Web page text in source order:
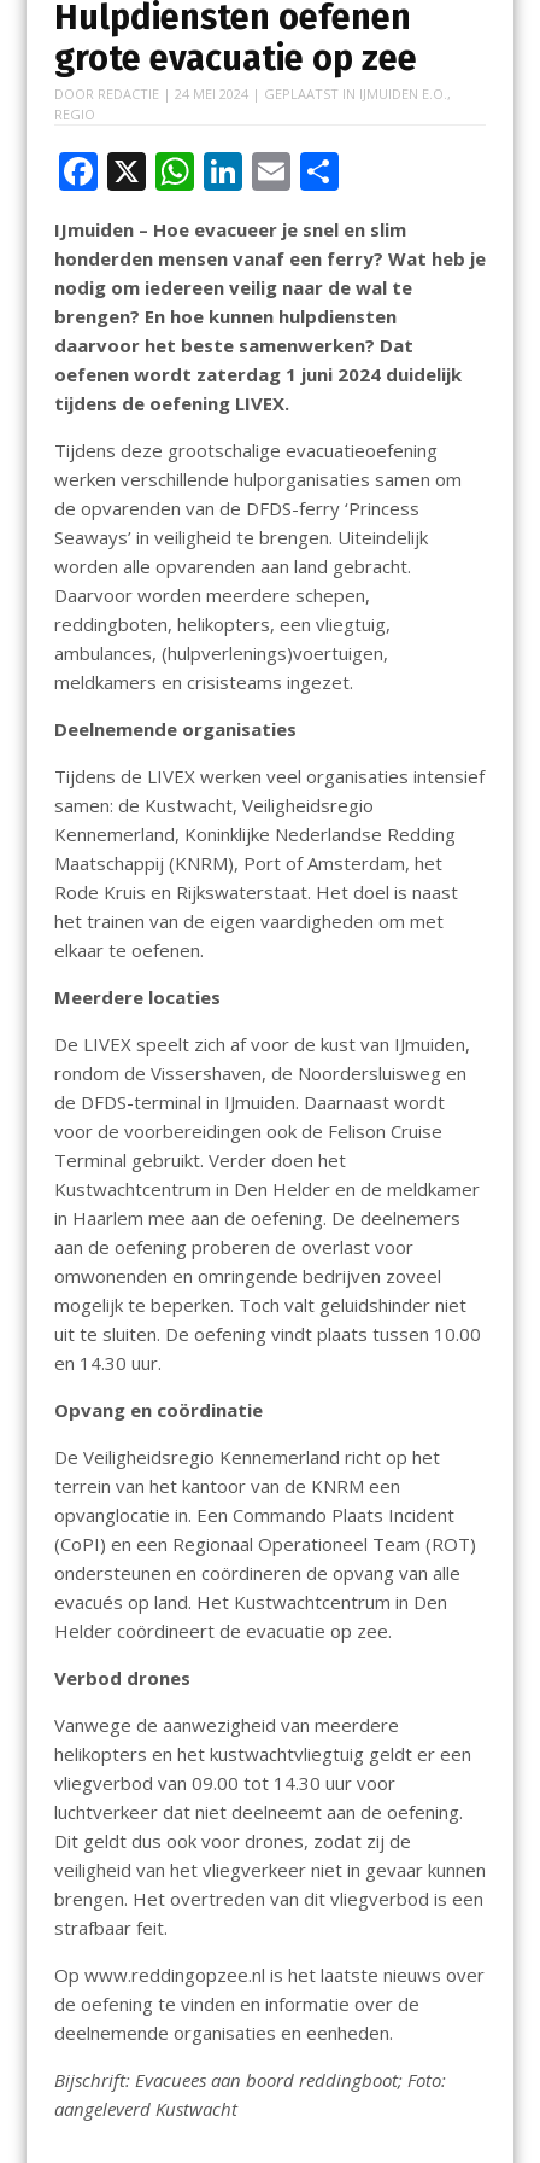
Hulpdiensten oefenen
grote evacuatie op zee
DOOR REDACTIE | 24 MEI 2024| GEPLAATST IN IJMUIDEN E.O. ,
REGIO
F
ac
e
b
o
o
k
X W
at
s
A
p
p
Li
k
e
dI
n
E
ai
l
D
el
e
n
IJmuiden – Hoe evacueer je snel en slim
honderden mensen vanaf een ferry? Wat heb je
nodig om iedereen veilig naar de wal te
brengen? En hoe kunnen hulpdiensten
daarvoor het beste samenwerken? Dat
oefenen wordt zaterdag 1 juni 2024 duidelijk
tijdens de oefening LIVEX.
Tijdens deze grootschalige evacuatieoefening
werken verschillende hulporganisaties samen om
de opvarenden van de DFDS-ferry ‘Princess
Seaways’ in veiligheid te brengen. Uiteindelijk
worden alle opvarenden aan land gebracht.
Daarvoor worden meerdere schepen,
reddingboten, helikopters, een vliegtuig,
ambulances, (hulpverlenings)voertuigen,
meldkamers en crisisteams ingezet.
Deelnemende organisaties
Tijdens de LIVEX werken veel organisaties intensief
samen: de Kustwacht, Veiligheidsregio
Kennemerland, Koninklijke Nederlandse Redding
Maatschappij (KNRM), Port of Amsterdam, het
Rode Kruis en Rijkswaterstaat. Het doel is naast
het trainen van de eigen vaardigheden om met
elkaar te oefenen.
Meerdere locaties
De LIVEX speelt zich af voor de kust van IJmuiden,
rondom de Vissershaven, de Noordersluisweg en
de DFDS-terminal in IJmuiden. Daarnaast wordt
voor de voorbereidingen ook de Felison Cruise
Terminal gebruikt. Verder doen het
Kustwachtcentrum in Den Helder en de meldkamer
in Haarlem mee aan de oefening. De deelnemers
aan de oefening proberen de overlast voor
omwonenden en omringende bedrijven zoveel
mogelijk te beperken. Toch valt geluidshinder niet
uit te sluiten. De oefening vindt plaats tussen 10.00
en 14.30 uur.
Opvang en coördinatie
De Veiligheidsregio Kennemerland richt op het
terrein van het kantoor van de KNRM een
opvanglocatie in. Een Commando Plaats Incident
(CoPI) en een Regionaal Operationeel Team (ROT)
ondersteunen en coördineren de opvang van alle
evacués op land. Het Kustwachtcentrum in Den
Helder coördineert de evacuatie op zee.
Verbod drones
Vanwege de aanwezigheid van meerdere
helikopters en het kustwachtvliegtuig geldt er een
vliegverbod van 09.00 tot 14.30 uur voor
luchtverkeer dat niet deelneemt aan de oefening.
Dit geldt dus ook voor drones, zodat zij de
veiligheid van het vliegverkeer niet in gevaar kunnen
brengen. Het overtreden van dit vliegverbod is een
strafbaar feit.
Op www.reddingopzee.nl is het laatste nieuws over
de oefening te vinden en informatie over de
deelnemende organisaties en eenheden.
Bijschrift: Evacuees aan boord reddingboot; Foto:
aangeleverd Kustwacht